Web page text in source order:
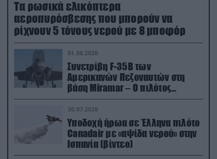
Τα ρωσικά ελικόπτερα
αεροπυρόσβεσης που μπορούν να
ρίχνουν 5 τόνους νερού με 8 μποφόρ
01.08.2026
Συνετρίβη F-35B των
Αμερικανών Πεζοναυτών στη
βάση Miramar – Ο πιλότος
εκτινάχθηκε εγκαίρως
30.07.2026
Υποδοχή ήρωα σε Έλληνα πιλότο
Canadair με «αψίδα νερού» στην
Ισπανία (βίντεο)